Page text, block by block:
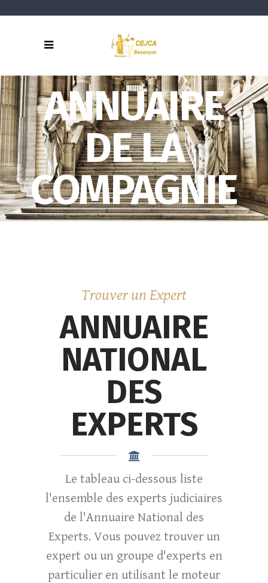
ANNUAIRE
DE LA
COMPAGNIE
Trouver un Expert
ANNUAIRE
NATIONAL
DES
EXPERTS
Le tableau ci-dessous liste
l'ensemble des experts judiciaires
de l'Annuaire National des
Experts. Vous pouvez trouver un
expert ou un groupe d'experts en
particulier en utilisant le moteur